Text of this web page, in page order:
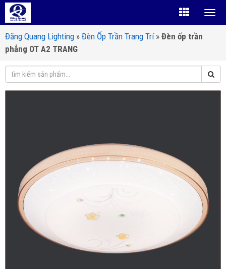
Đăng Quang Lighting » Đèn Ốp Trần Trang Trí» Đèn ốp trần
phẳng OT A2 TRANG